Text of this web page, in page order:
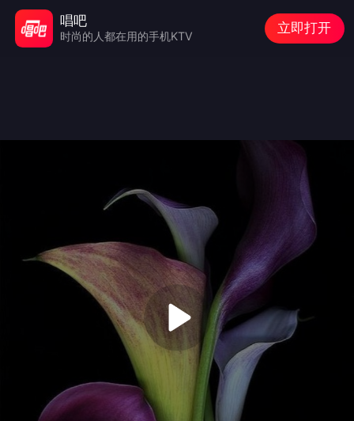
唱吧
时尚的人都在用的手机KTV
立即打开